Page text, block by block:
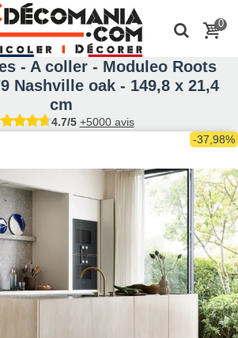
0
- A coller - Moduleo Roots
Nashville oak - 149,8 x 21,4
cm
4.7/5 +5000 avis
-37,98%